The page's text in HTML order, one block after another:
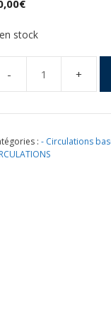
€
stock
:- Circulations